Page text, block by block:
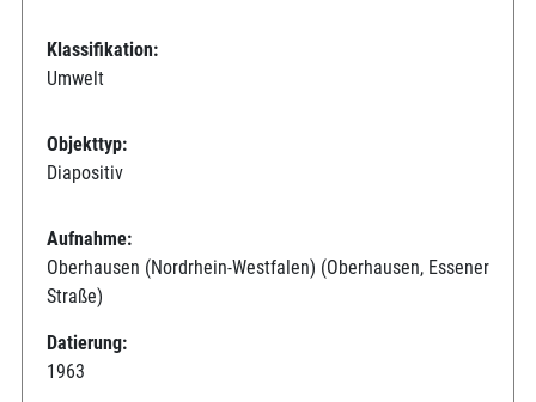
Klassifikation:
Umwelt
Objekttyp:
Diapositiv
Aufnahme:
Oberhausen (Nordrhein-Westfalen) (Oberhausen, Essener
Straße)
Datierung:
1963